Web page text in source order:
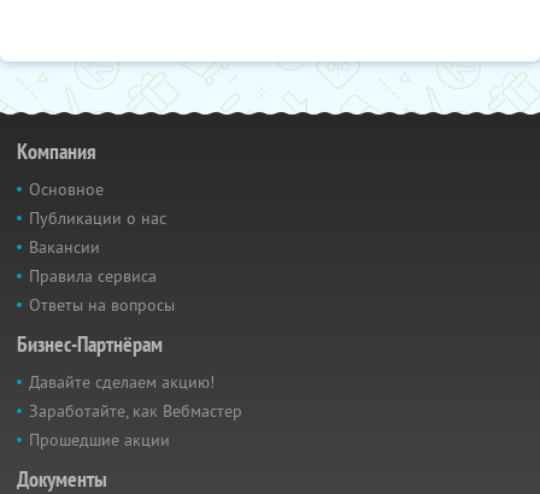
Компания
Основное
Публикации о нас
Вакансии
Правила сервиса
Ответы на вопросы
Бизнес-Партнёрам
Давайте сделаем акцию!
Заработайте, как Вебмастер
Прошедшие акции
Документы